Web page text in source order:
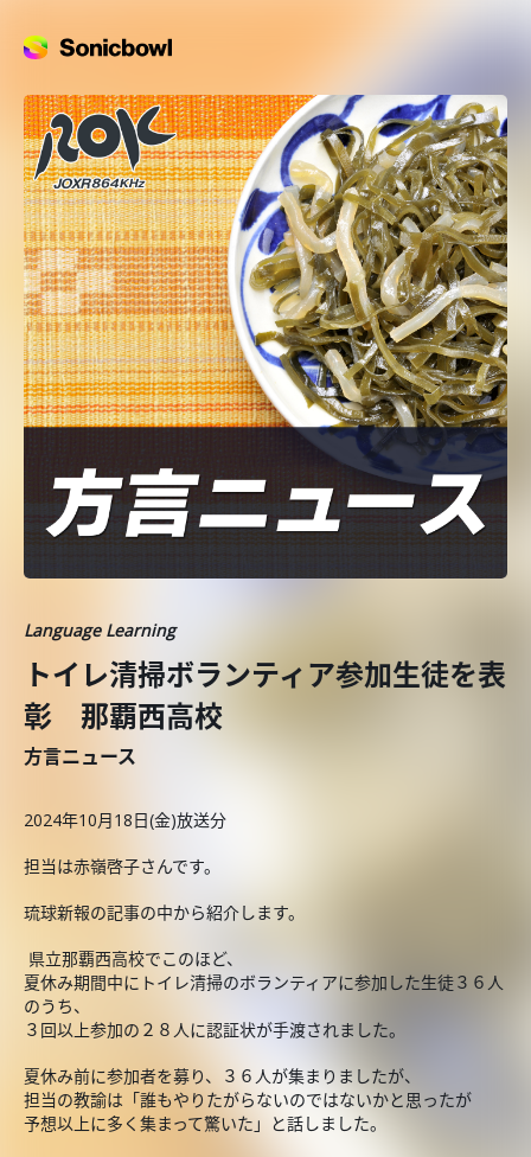
Language Learning
トイレ清掃ボランティア参加生徒を表
彰 那覇西高校
方言ニュース
2024年10月18日(金)放送分
担当は赤嶺啓子さんです。
琉球新報の記事の中から紹介します。
県立那覇西高校でこのほど、
夏休み期間中にトイレ清掃のボランティアに参加した生徒３６人
のうち、
３回以上参加の２８人に認証状が手渡されました。
夏休み前に参加者を募り、３６人が集まりましたが、
担当の教諭は「誰もやりたがらないのではないかと思ったが
予想以上に多く集まって驚いた」と話しました。